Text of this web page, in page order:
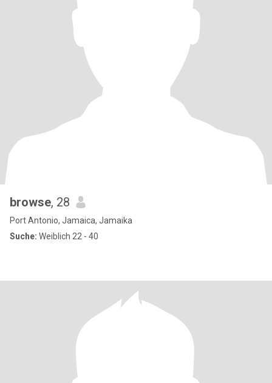
browse, 28
Port Antonio, Jamaica, Jamaika
Suche: Weiblich 22 - 40